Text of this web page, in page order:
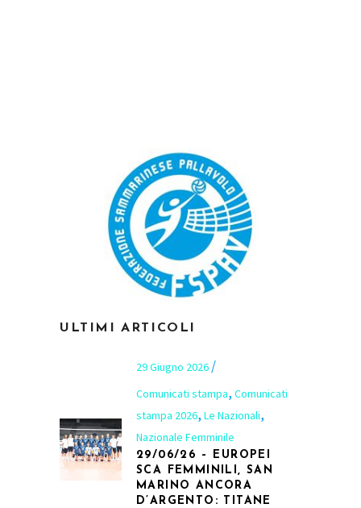
ULTIMI ARTICOLI
29 Giugno 2026
Comunicati stampa, Comunicati
stampa 2026, Le Nazionali,
Nazionale Femminile
29/06/26 – EUROPEI
SCA FEMMINILI, SAN
MARINO ANCORA
D’ARGENTO: TITANE